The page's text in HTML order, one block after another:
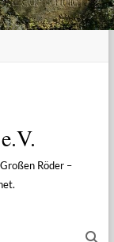
Röder –